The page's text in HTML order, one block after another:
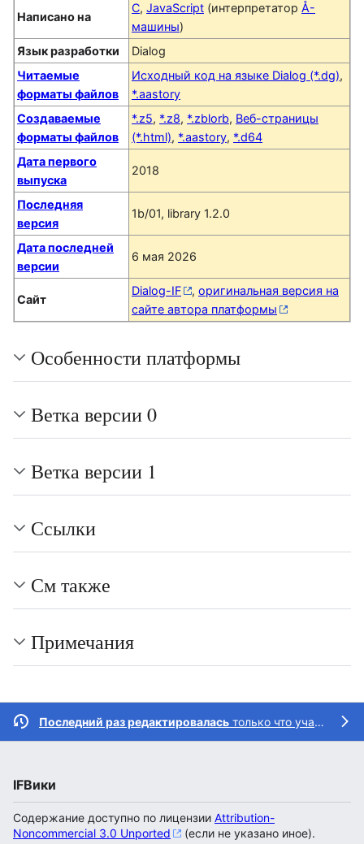
Написано на
C, JavaScript (интерпретатор Å-
машины)
Язык разработки
Dialog
Читаемые
форматы файлов
Исходный код на языке Dialog (*.dg),
*.aastory
Создаваемые
форматы файлов
*.z5, *.z8, *.zblorb, Веб-страницы
(*.html), *.aastory, *.d64
Дата первого
выпуска
2018
Последняя
версия
1b/01, library 1.2.0
Дата последней
версии
6 мая 2026
Сайт
Dialog-IF , оригинальная версия на
сайте автора платформы
Особенности платформы
Ветка версии 0
Ветка версии 1
Ссылки
См также
Примечания
Последний раз редактировалась только что участником
IFВики
Содержание доступно по лицензии Attribution-
Noncommercial 3.0 Unported
(если не указано иное).